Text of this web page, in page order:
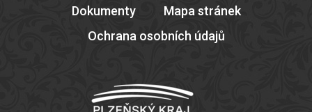
Dokumenty
Mapa stránek
Ochrana osobních údajů